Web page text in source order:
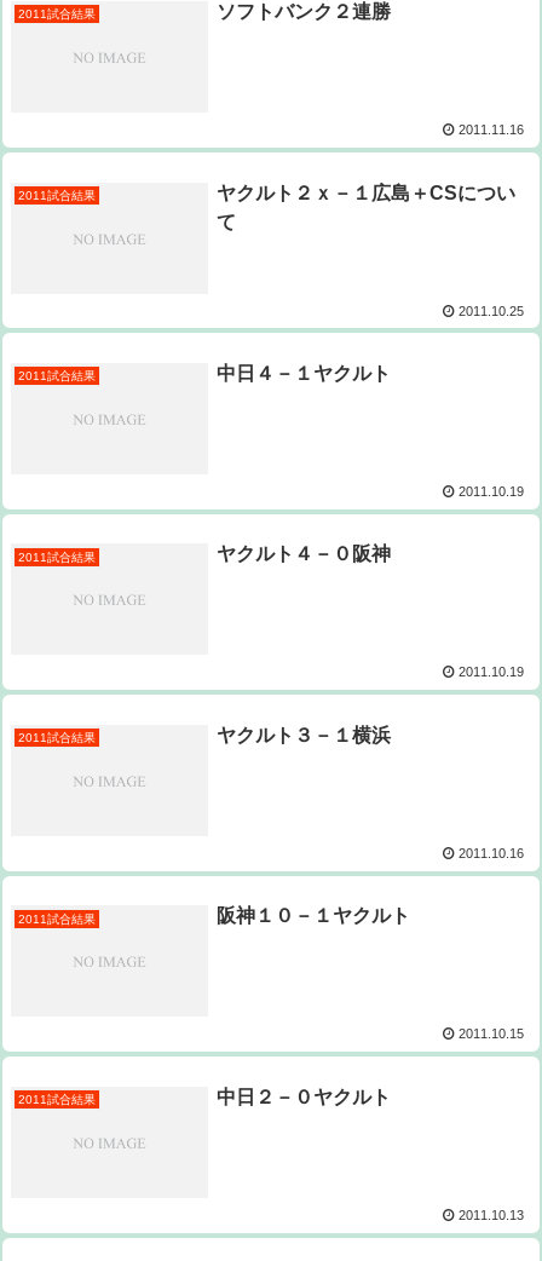
2011試合結果 ソフトバンク２連勝
2011.11.16
2011試合結果
ヤクルト２ｘ－１広島＋CSについ
て
2011.10.25
2011試合結果 中日４－１ヤクルト
2011.10.19
2011試合結果 ヤクルト４－０阪神
2011.10.19
2011試合結果 ヤクルト３－１横浜
2011.10.16
2011試合結果 阪神１０－１ヤクルト
2011.10.15
2011試合結果 中日２－０ヤクルト
2011.10.13